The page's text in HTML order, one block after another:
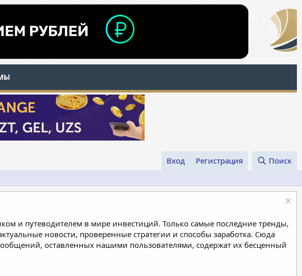
Вход Регистрация Поиск
и путеводителем в мире инвестиций. Только самые последние тренды,
новости, проверенные стратегии и способы заработка. Сюда
оставленных нашими пользователями, содержат их бесценный